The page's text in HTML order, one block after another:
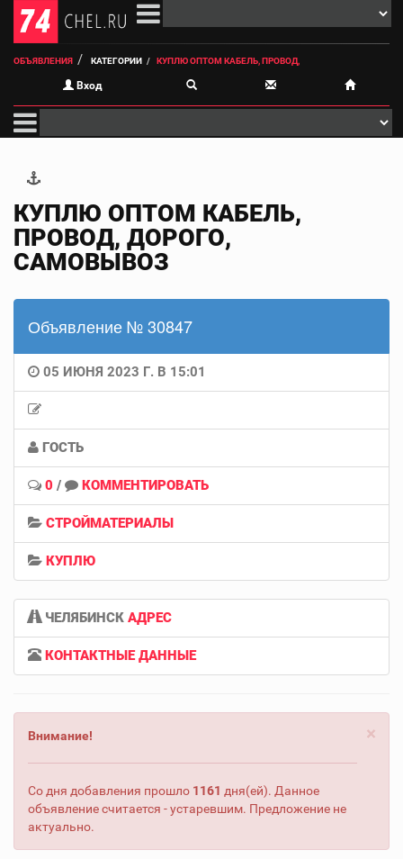
ОБЪЯВЛЕНИЯ КАТЕГОРИИ КУПЛЮ ОПТОМ КАБЕЛЬ, ПРОВОД,
Вход
КУПЛЮ ОПТОМ КАБЕЛЬ,
ПРОВОД, ДОРОГО,
САМОВЫВОЗ
Объявление № 30847
05 ИЮНЯ 2023 Г. В 15:01
ГОСТЬ
0 / КОММЕНТИРОВАТЬ
СТРОЙМАТЕРИАЛЫ
КУПЛЮ
ЧЕЛЯБИНСК АДРЕС
КОНТАКТНЫЕ ДАННЫЕ
×
Внимание!
Со дня добавления прошло 1161 дня(ей). Данное
объявление считается - устаревшим. Предложение не
актуально.